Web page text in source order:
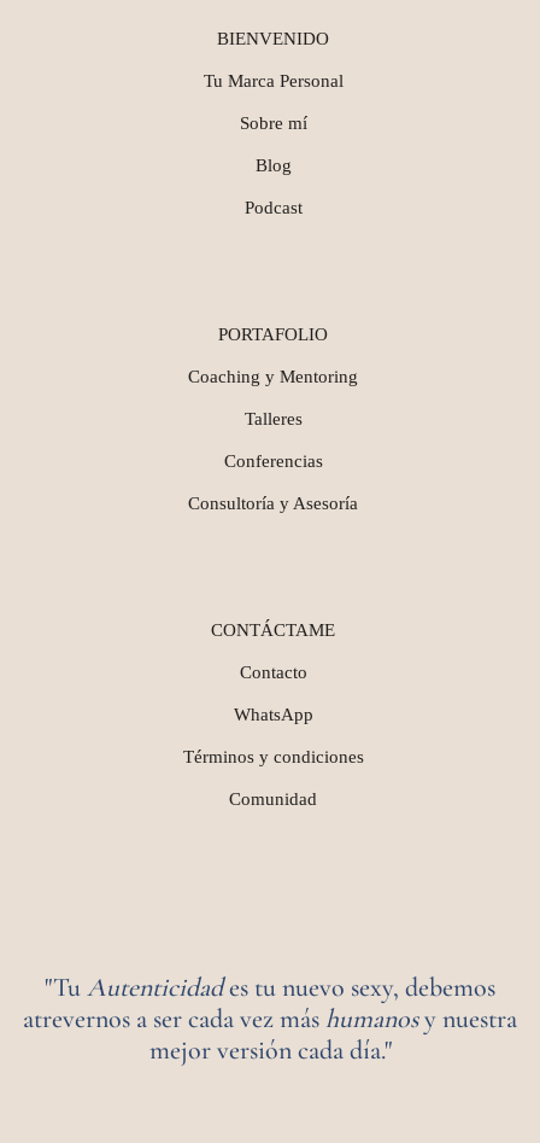
BIENVENIDO
Tu Marca Personal
Sobre mí
Blog
Podcast
PORTAFOLIO
Coaching y Mentoring
Talleres
Conferencias
Consultoría y Asesoría
CONTÁCTAME
Contacto
WhatsApp
Términos y condiciones
Comunidad
"TuAutenticidades tu nuevo sexy, debemos
atrevernos a ser cada vez máshumanosy nuestra
mejor versión cada día."